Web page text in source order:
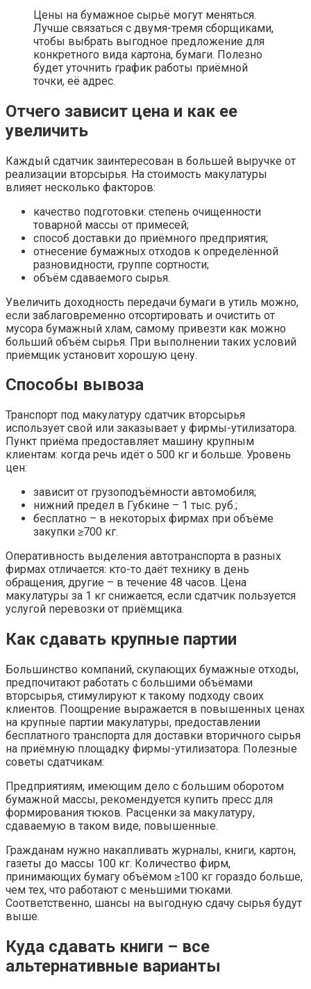
Цены на бумажное сырьё могут меняться.
Лучше связаться с двумя-тремя сборщиками,
чтобы выбрать выгодное предложение для
конкретного вида картона, бумаги. Полезно
будет уточнить график работы приёмной
точки, её адрес.
Отчего зависит цена и как ее
увеличить
Каждый сдатчик заинтересован в большей выручке от
реализации вторсырья. На стоимость макулатуры
влияет несколько факторов:
качество подготовки: степень очищенности
товарной массы от примесей;
способ доставки до приёмного предприятия;
отнесение бумажных отходов к определённой
разновидности, группе сортности;
объём сдаваемого сырья.
Увеличить доходность передачи бумаги в утиль можно,
если заблаговременно отсортировать и очистить от
мусора бумажный хлам, самому привезти как можно
больший объём сырья. При выполнении таких условий
приёмщик установит хорошую цену.
Способы вывоза
Транспорт под макулатуру сдатчик вторсырья
использует свой или заказывает у фирмы-утилизатора.
Пункт приёма предоставляет машину крупным
клиентам: когда речь идёт о 500 кг и больше. Уровень
цен:
зависит от грузоподъёмности автомобиля;
нижний предел в Губкине – 1 тыс. руб.;
бесплатно – в некоторых фирмах при объёме
закупки ≥700 кг.
Оперативность выделения автотранспорта в разных
фирмах отличается: кто-то даёт технику в день
обращения, другие – в течение 48 часов. Цена
макулатуры за 1 кг снижается, если сдатчик пользуется
услугой перевозки от приёмщика.
Как сдавать крупные партии
Большинство компаний, скупающих бумажные отходы,
предпочитают работать с большими объёмами
вторсырья, стимулируют к такому подходу своих
клиентов. Поощрение выражается в повышенных ценах
на крупные партии макулатуры, предоставлении
бесплатного транспорта для доставки вторичного сырья
на приёмную площадку фирмы-утилизатора. Полезные
советы сдатчикам:
Предприятиям, имеющим дело с большим оборотом
бумажной массы, рекомендуется купить пресс для
формирования тюков. Расценки за макулатуру,
сдаваемую в таком виде, повышенные.
Гражданам нужно накапливать журналы, книги, картон,
газеты до массы 100 кг. Количество фирм,
принимающих бумагу объёмом ≥100 кг гораздо больше,
чем тех, что работают с меньшими тюками.
Соответственно, шансы на выгодную сдачу сырья будут
выше.
Куда сдавать книги – все
альтернативные варианты